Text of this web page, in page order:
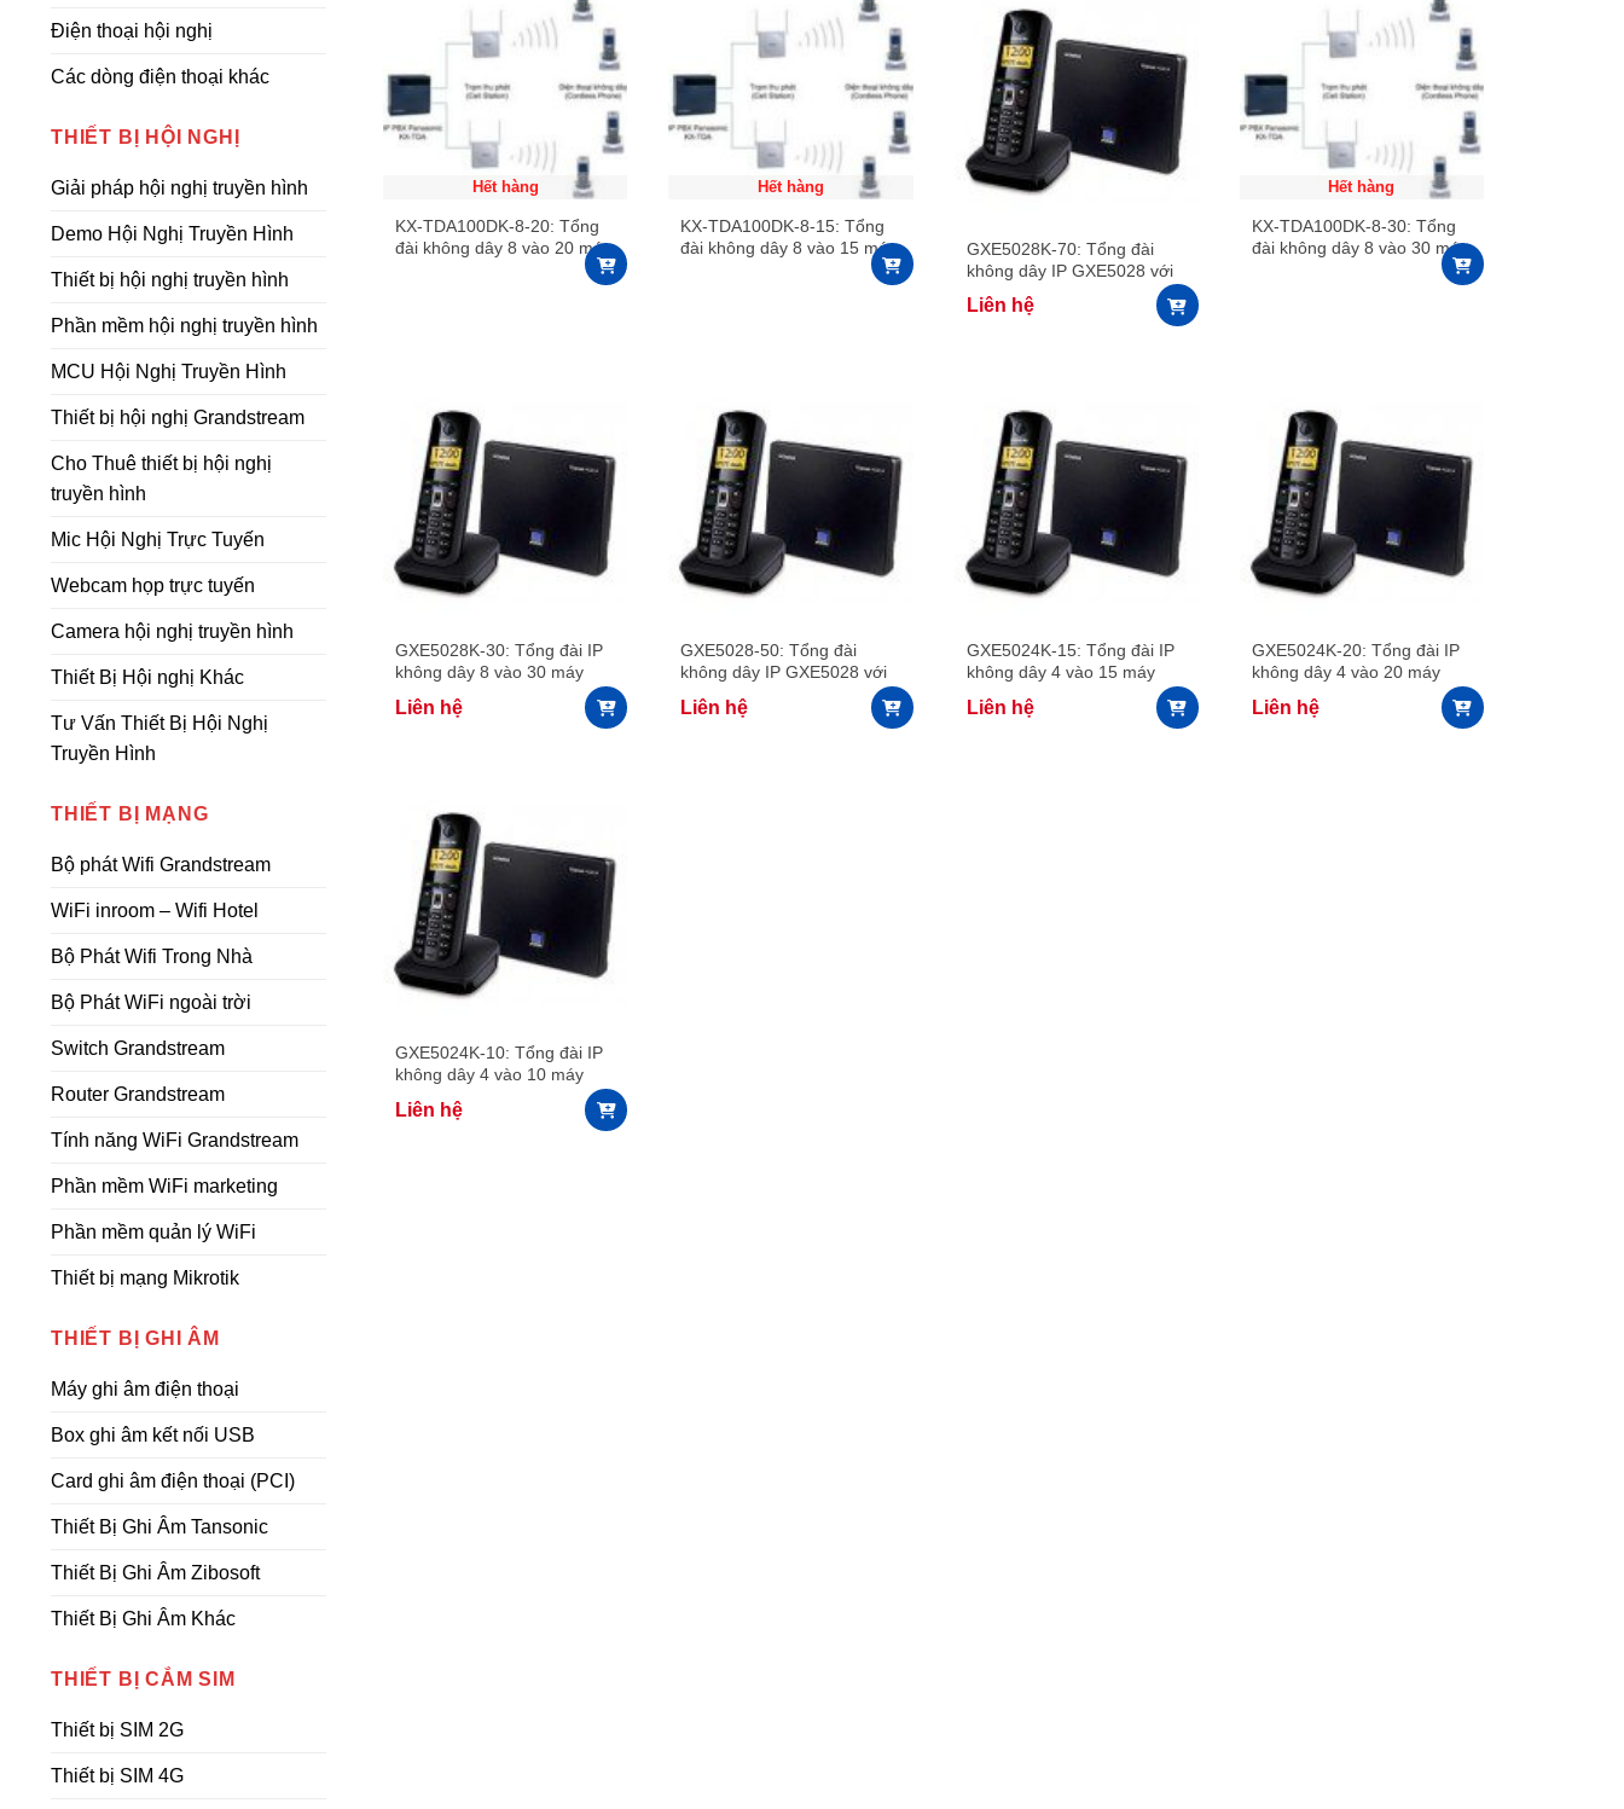
Điện thoại hội nghị
Các dòng điện thoại khác
THIẾT BỊ HỘI NGHỊ
Giải pháp hội nghị truyền hình
Demo Hội Nghị Truyền Hình
Thiết bị hội nghị truyền hình
Phần mềm hội nghị truyền hình
MCU Hội Nghị Truyền Hình
Thiết bị hội nghị Grandstream
Cho Thuê thiết bị hội nghị
truyền hình
Mic Hội Nghị Trực Tuyến
Webcam họp trực tuyến
Camera hội nghị truyền hình
Thiết Bị Hội nghị Khác
Tư Vấn Thiết Bị Hội Nghị
Truyền Hình
THIẾT BỊ MẠNG
Bộ phát Wifi Grandstream
WiFi inroom – Wifi Hotel
Bộ Phát Wifi Trong Nhà
Bộ Phát WiFi ngoài trời
Switch Grandstream
Router Grandstream
Tính năng WiFi Grandstream
Phần mềm WiFi marketing
Phần mềm quản lý WiFi
Thiết bị mạng Mikrotik
THIẾT BỊ GHI ÂM
Máy ghi âm điện thoại
Box ghi âm kết nối USB
Card ghi âm điện thoại (PCI)
Thiết Bị Ghi Âm Tansonic
Thiết Bị Ghi Âm Zibosoft
Thiết Bị Ghi Âm Khác
THIẾT BỊ CẮM SIM
Thiết bị SIM 2G
Thiết bị SIM 4G
Hết hàng
KX-TDA100DK-8-20: Tổng
đài không dây 8 vào 20 máy
Hết hàng
KX-TDA100DK-8-15: Tổng
đài không dây 8 vào 15 máy
GXE5028K-70: Tổng đài
không dây IP GXE5028 với
8 đường vào và 70 máy con
không dây
Liên hệ
Hết hàng
KX-TDA100DK-8-30: Tổng
đài không dây 8 vào 30 máy
GXE5028K-30: Tổng đài IP
không dây 8 vào 30 máy
con không dây
Liên hệ
GXE5028-50: Tổng đài
không dây IP GXE5028 với
8 đường vào và 50 máy con
không dây
Liên hệ
GXE5024K-15: Tổng đài IP
không dây 4 vào 15 máy
con không dây
Liên hệ
GXE5024K-20: Tổng đài IP
không dây 4 vào 20 máy
con không dây
Liên hệ
GXE5024K-10: Tổng đài IP
không dây 4 vào 10 máy
Liên hệ